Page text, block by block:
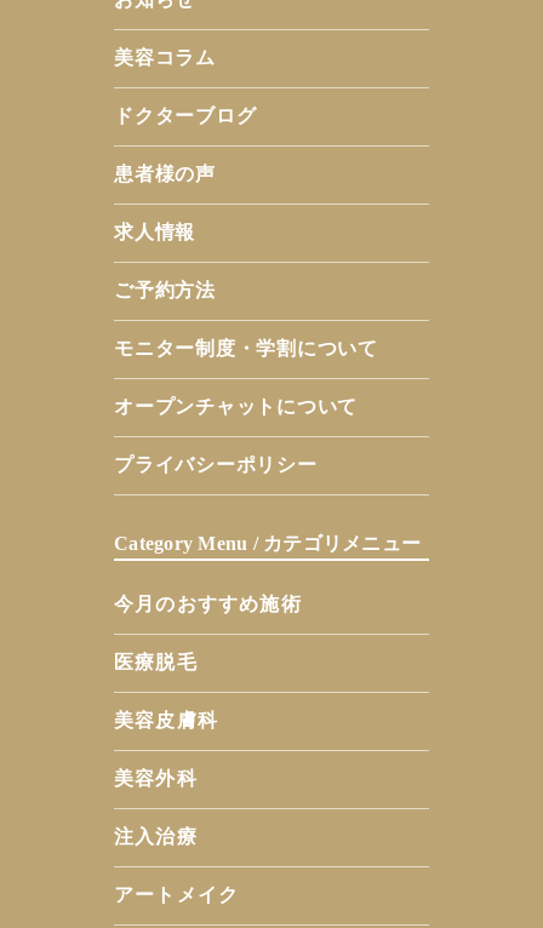
美容コラム
ドクターブログ
患者様の声
求人情報
ご予約方法
モニター制度・学割について
オープンチャットについて
プライバシーポリシー
Category Menu / カテゴリメニュー
今月のおすすめ施術
医療脱毛
美容皮膚科
美容外科
注入治療
アートメイク